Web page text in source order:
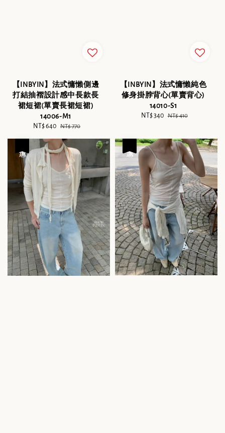
【INBYIN】法式慵懶側邊
打結抽褶設計感中長款長
裙短裙(單賣長裙短裙)
14006-M1
Sale
NT$ 640 Regular
NT$ 770
【INBYIN】法式慵懶純色
修身掛脖背心(單賣背心)
14010-S1
Sale
NT$ 340 Regular
NT$ 410